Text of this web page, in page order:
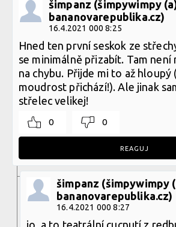
šimpanz (šimpywimpy
bananovarepublika.cz)
16.4.2021 000 8:25
Hned ten první seskok ze
se minimálně přizabít. Tam
na chybu. Přijde mi to až hloupý
moudrost přichází!). Ale jinak
střelec velikej!
0 0
REAGUJ
šimpanz (šimpywimpy
bananovarepublika.cz)
16.4.2021 000 8:27
jo, a to teatrální cucnutí z